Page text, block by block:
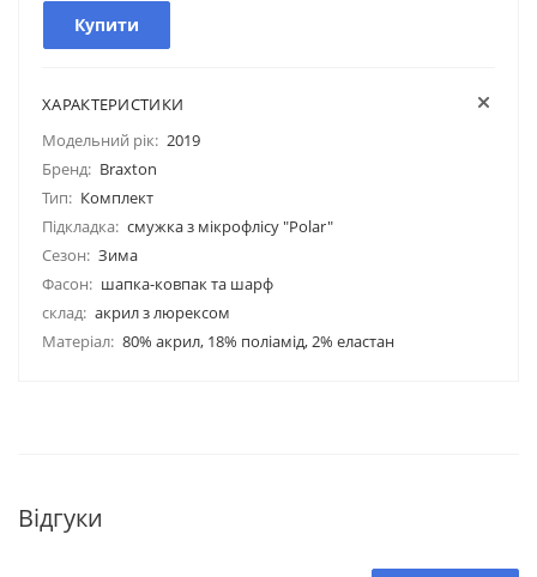
Купити
ХАРАКТЕРИСТИКИ
Модельний рік: 2019
Бренд: Braxton
Тип: Комплект
Підкладка: смужка з мікрофлісу "Polar"
Сезон: Зима
Фасон: шапка-ковпак та шарф
склад: акрил з люрексом
Матеріал: 80% акрил, 18% поліамід, 2% еластан
Відгуки